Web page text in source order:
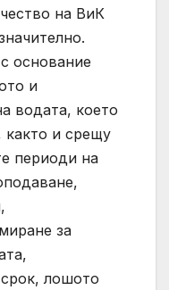
на ВиК
основание
и
водата, което
и срещу
периоди на
за
лошото